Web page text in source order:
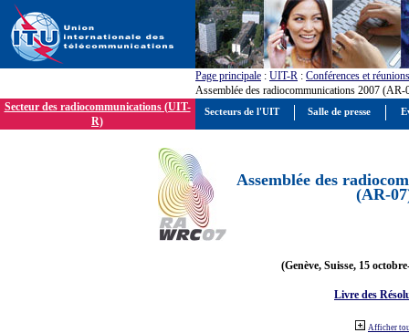
Page principale : UIT-R : Conférences et réunions
Assemblée des radiocommunications 2007 (AR-
Secteur des radiocommunications (UIT-
R)
Assemblée des
(AR-
(Genève, Suisse, 15
Livre des
Afficher
Secteurs de l'UIT Salle de presse